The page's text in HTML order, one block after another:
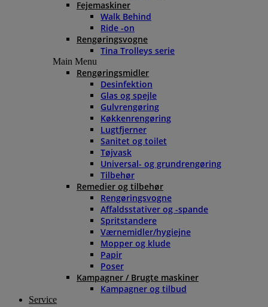
Fejemaskiner
Walk Behind
Ride -on
Rengøringsvogne
Tina Trolleys serie
Main Menu
Rengøringsmidler
Desinfektion
Glas og spejle
Gulvrengøring
Køkkenrengøring
Lugtfjerner
Sanitet og toilet
Tøjvask
Universal- og grundrengøring
Tilbehør
Remedier og tilbehør
Rengøringsvogne
Affaldsstativer og -spande
Spritstandere
Værnemidler/hygiejne
Mopper og klude
Papir
Poser
Kampagner / Brugte maskiner
Kampagner og tilbud
Service